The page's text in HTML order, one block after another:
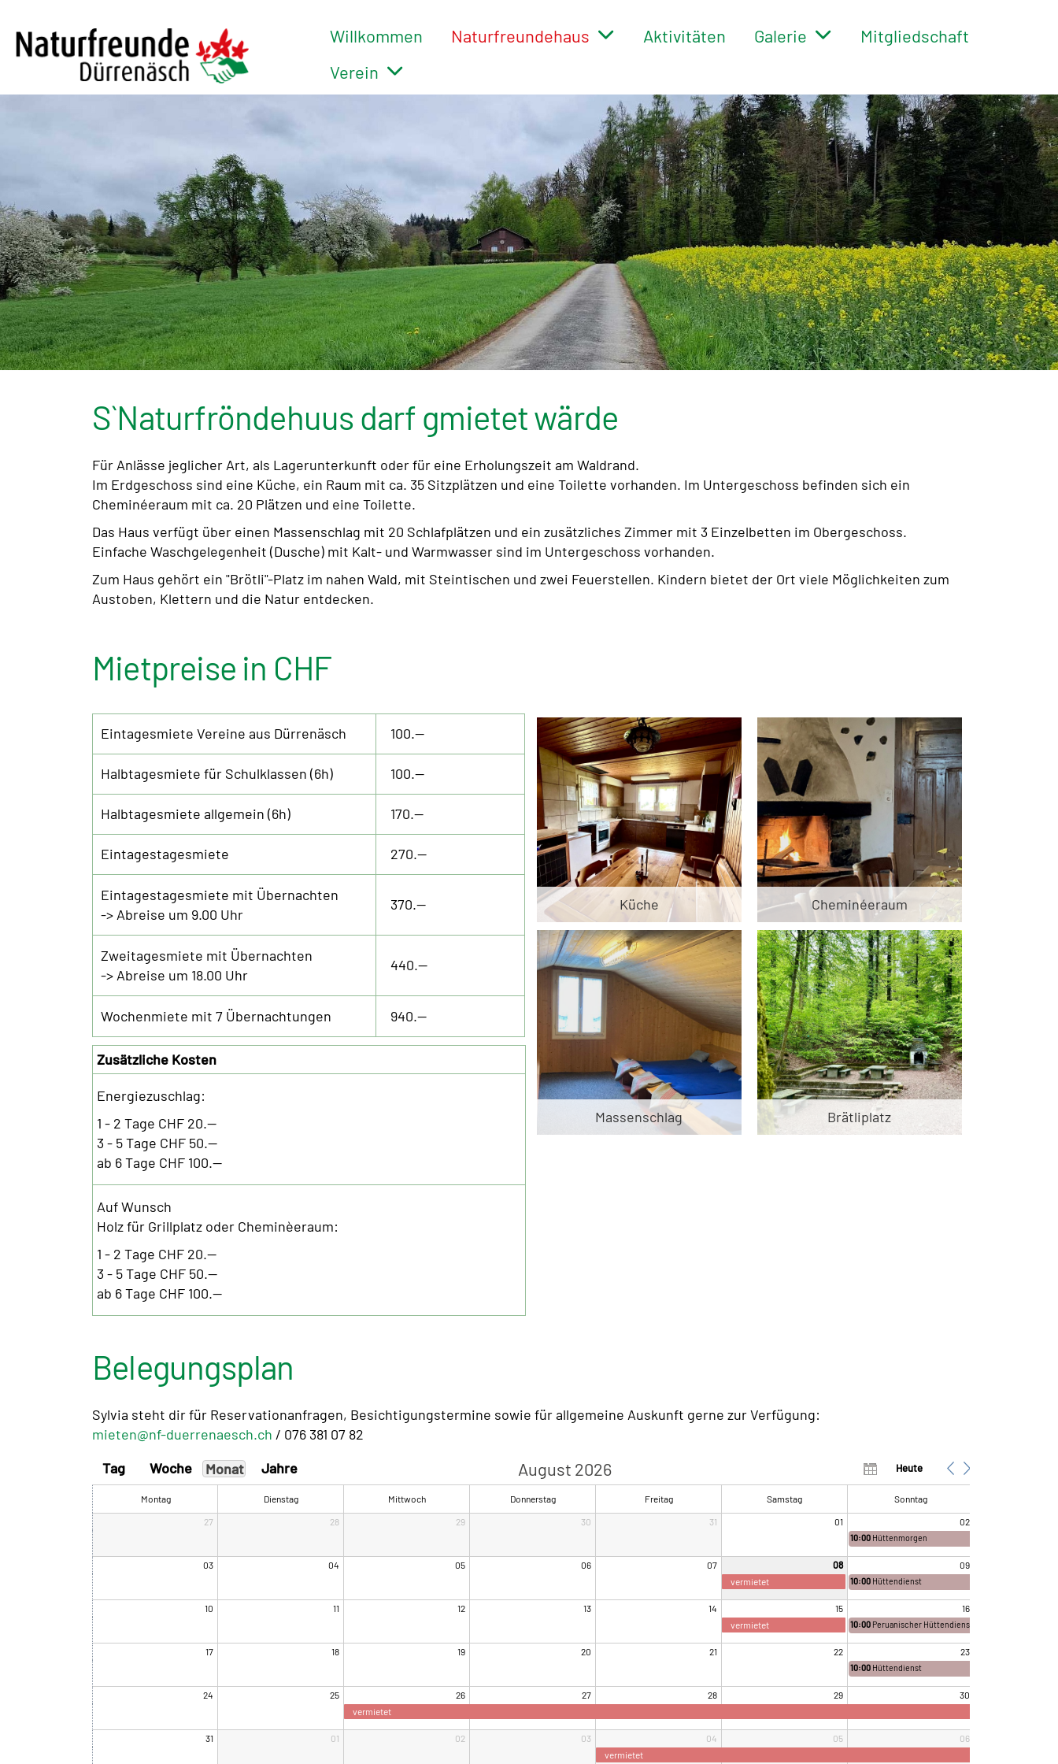
Willkommen Naturfreundehaus Aktivitäten Galerie
Mitgliedschaft
Verein
S`Naturfröndehuus darf gmietet wärde
Für Anlässe jeglicher Art, als Lagerunterkunft oder für eine Erholungszeit am Waldrand.
Im Erdgeschoss sind eine Küche, ein Raum mit ca. 35 Sitzplätzen und eine Toilette vorhanden. Im Untergeschoss befinden sich ein
Cheminéeraum mit ca. 20 Plätzen und eine Toilette.
Das Haus verfügt über einen Massenschlag mit 20 Schlafplätzen und ein zusätzliches Zimmer mit 3 Einzelbetten im Obergeschoss.
Einfache Waschgelegenheit (Dusche) mit Kalt- und Warmwasser sind im Untergeschoss vorhanden.
Zum Haus gehört ein "Brötli"-Platz im nahen Wald, mit Steintischen und zwei Feuerstellen. Kindern bietet der Ort viele Möglichkeiten zum
Austoben, Klettern und die Natur entdecken.
Mietpreise in CHF
Eintagesmiete Vereine aus Dürrenäsch 100.--
Halbtagesmiete für Schulklassen (6h) 100.--
Halbtagesmiete allgemein (6h) 170.--
Eintagestagesmiete 270.--
Eintagestagesmiete mit Übernachten
-> Abreise um 9.00 Uhr
370.--
Zweitagesmiete mit Übernachten
-> Abreise um 18.00 Uhr
440.--
Wochenmiete mit 7 Übernachtungen 940.--
Zusätzliche Kosten
Energiezuschlag:
1 - 2 Tage CHF 20.--
3 - 5 Tage CHF 50.--
ab 6 Tage CHF 100.--
Auf Wunsch
Holz für Grillplatz oder Cheminèeraum:
1 - 2 Tage CHF 20.--
3 - 5 Tage CHF 50.--
ab 6 Tage CHF 100.--
Küche
Massenschlag
Cheminéeraum
Brätliplatz
Belegungsplan
Sylvia steht dir für Reservationanfragen, Besichtigungstermine sowie für allgemeine Auskunft gerne zur Verfügung:
mieten@nf-duerrenaesch.ch / 076 381 07 82
Heute
August 2026
Tag Woche Monat Jahre
Montag Dienstag Mittwoch Donnerstag Freitag Samstag Sonntag
27 28 29 30 31 01 02
03 04 05 06 07 08 09
10 11 12 13 14 15 16
17 18 19 20 21 22 23
24 25 26 27 28 29 30
31 01 02 03 04 05 06
10:00 Hüttenmorgen
vermietet 10:00 Hüttendienst
vermietet 10:00 Peruanischer Hüttendienst
10:00 Hüttendienst
vermietet
vermietet